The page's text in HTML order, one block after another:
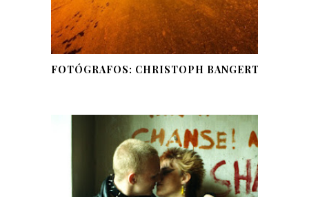
FOTÓGRAFOS: CHRISTOPH BANGERT